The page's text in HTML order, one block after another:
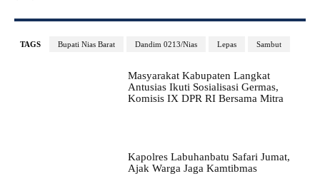
TAGS Bupati Nias Barat Dandim 0213/Nias Lepas Sambut
Masyarakat Kabupaten Langkat
Antusias Ikuti Sosialisasi Germas,
Komisis IX DPR RI Bersama Mitra
Kapolres Labuhanbatu Safari Jumat,
Ajak Warga Jaga Kamtibmas